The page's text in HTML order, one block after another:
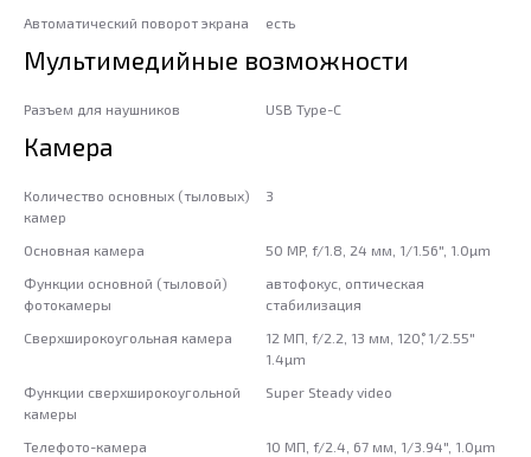
Автоматический поворот экрана
есть
Мультимедийные возможности
Разъем для наушников USB Type-C
Камера
Количество основных (тыловых)
камер
3
Основная камера
50 MP, f/1.8, 24 мм, 1/1.56", 1.0µm
Функции основной (тыловой)
фотокамеры
автофокус, оптическая
стабилизация
Сверхширокоугольная камера
12 МП, f/2.2, 13 мм, 120˚, 1/2.55"
1.4µm
Функции сверхширокоугольной
камеры
Super Steady video
Телефото-камера
10 МП, f/2.4, 67 мм, 1/3.94", 1.0µm